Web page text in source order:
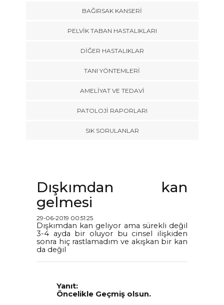
BAĞIRSAK KANSERI
PELVIK TABAN HASTALIKLARI
DIĞER HASTALIKLAR
TANI YÖNTEMLERI
AMELIYAT VE TEDAVI
PATOLOJI RAPORLARI
SIK SORULANLAR
Dışkımdan kan
gelmesi
29-06-2019 00:51:25
Dışkımdan kan geliyor ama sürekli değil
3-4 ayda bir oluyor bu cinsel ilişkiden
sonra hiç rastlamadım ve akışkan bir kan
da değil
Yanıt:
Öncelikle Geçmiş olsun.